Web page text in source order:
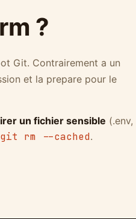
?
Git. Contrairement a un
et la prepare pour le
un fichier sensible (.env,
git rm --cached.